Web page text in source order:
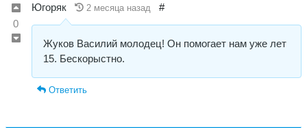
0
Югоряк 2 месяца назад #
Жуков Василий молодец! Он помогает нам уже лет
15. Бескорыстно.
Ответить